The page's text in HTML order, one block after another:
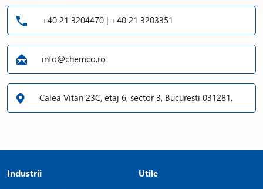
Alege un instrument calibrat, cu afișaj clar și funcție de
memorare date, potrivit standardelor industriei tale. Pentru
detalii tehnice, consultă fișa produsului sau cere sfatul
echipei Chemco.
Vrei consultanță pentru alegerea aparatului de măsurare a
punctului de rouă potrivit? Contactează echipa Chemco pentru
o ofertă personalizată și suport tehnic dedicat!
+40 21 3204470 | +40 21 3203351
info@chemco.ro
Calea Vitan 23C, etaj 6, sector 3, București 031281.
Industrii
Utile